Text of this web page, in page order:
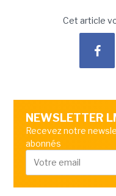
Cet article
NEWSLETTER
Recevez notre
abonnés